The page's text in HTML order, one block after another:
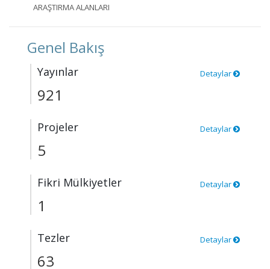
ARAŞTIRMA ALANLARI
Genel Bakış
Yayınlar Detaylar
921
Projeler Detaylar
5
Fikri Mülkiyetler Detaylar
1
Tezler Detaylar
63